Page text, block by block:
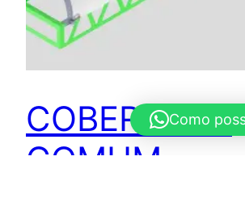
COBERTURA
COMUM
Como